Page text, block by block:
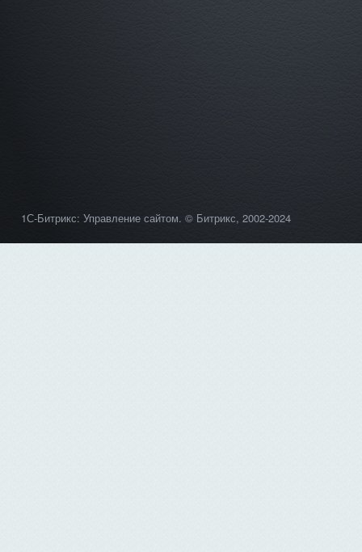
1С-Битрикс: Управление сайтом. © Битрикс, 2002-2024